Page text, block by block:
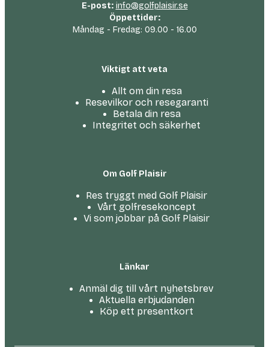
E-post: info@golfplaisir.se
Öppettider:
Måndag - Fredag: 09.00 - 16.00
Viktigt att veta
Allt om din resa
Resevilkor och resegaranti
Betala din resa
Integritet och säkerhet
Om Golf Plaisir
Res tryggt med Golf Plaisir
Vårt golfresekoncept
Vi som jobbar på Golf Plaisir
Länkar
Anmäl dig till vårt nyhetsbrev
Aktuella erbjudanden
Köp ett presentkort